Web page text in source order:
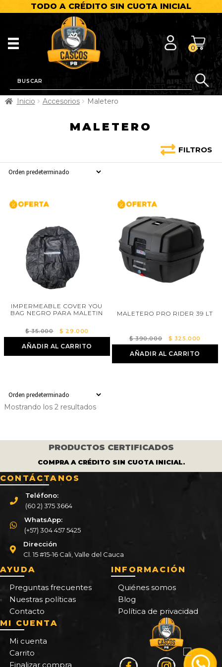
TODO A CRÉDITO SIN CUOTA INICIAL
0
Inicio Accesorios Maletero
MALETERO
FILTROS
IMPERMEABLE COVER YOU
BAG NEGRO PARA MALETIN
$35.000
El$ 29.000
AÑADIR AL CARRITO
MALETERO PRO RIDER 39 LT
$390.000
El$ 325.000
AÑADIR AL CARRITO
Mostrando los 2 resultados
PRODUCTOS CERTIFICADOS
COMPRA A CRÉDITO SIN CUOTA INICIAL.
CONTÁCTANOS
Teléfono:
(60 2) 375 3664
WhatsApp:
(+57) 304 457 5425
Dirección
Cl. 15 #15-16 Cali, Valle del Cauca
AYUDA
Preguntas frecuentes
Nuestras políticas
Contacto
INFORMACIÓN
Quiénes somos
Blog
Política de privacidad
MI CUENTA
Mi cuenta
Carrito
Finalizar compra